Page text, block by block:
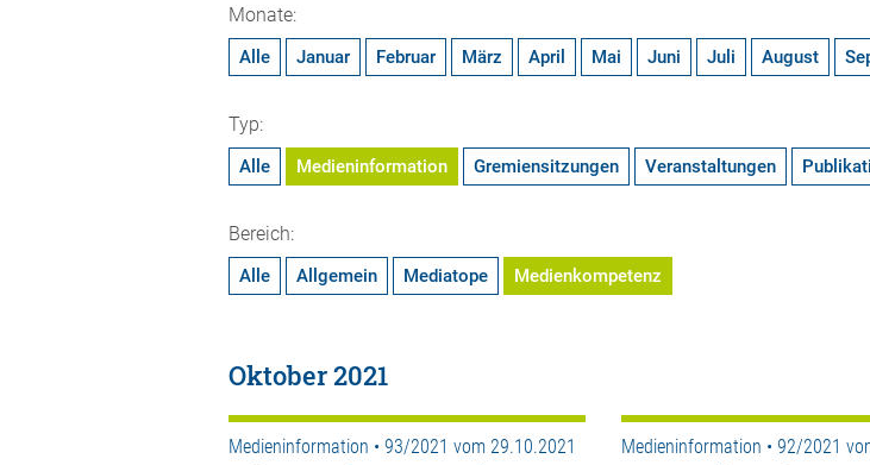
Monate:
Alle Januar Februar März April Mai Juni Juli August
Typ:
Alle Medieninformation Gremiensitzungen Veranstaltungen
Bereich:
Alle Allgemein Mediatope Medienkompetenz
Oktober 2021
Medieninformation • 93/2021 vom 29.10.2021 Medieninformation • 92/2021